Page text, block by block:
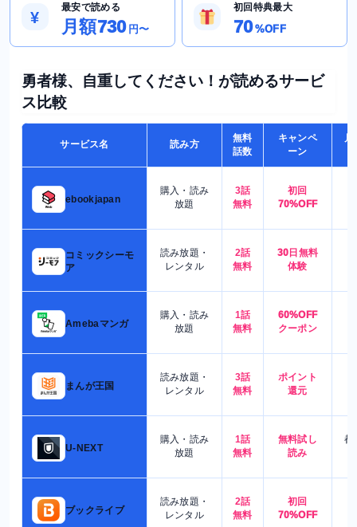
¥
最安で読める
月額730 円〜
初回特典最大
70%OFF
勇者様、自重してください！が読めるサービ
ス比較
サービス名 読み方
無料
話数
キャンペ
ーン
月
ebookjapan
購入・読み
放題
3話
無料
初回
70%OFF
コミックシーモ
ア
読み放題・
レンタル
2話
無料
30日無料
体験
Amebaマンガ
購入・読み
放題
1話
無料
60%OFF
クーポン
まんが王国
読み放題・
レンタル
3話
無料
ポイント
還元
U-NEXT
購入・読み
放題
1話
無料
無料試し
読み
都
ブックライブ
読み放題・
レンタル
2話
無料
初回
70%OFF